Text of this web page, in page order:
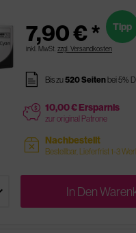
7,90 € *
inkl. MwSt. zzgl. Versandkosten
Tipp
pages Bis zu520 Seitenbei 5%
price 10,00 € Ersparnis
zur original Patrone
sold Nachbestellt
Bestellbar, Lieferfrist 1-3
In Den